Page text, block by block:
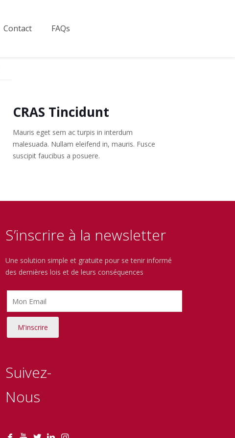
Contact FAQs
CRAS Tincidunt
Mauris eget sem ac turpis in interdum
malesuada. Nullam eleifend in, mauris. Fusce
suscipit faucibus a posuere.
S’inscrire à la newsletter
Une solution simple et gratuite pour se tenir informé
des dernières lois et de leurs conséquences
Suivez-
Nous